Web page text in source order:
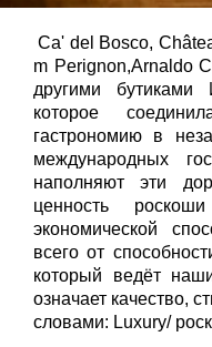
Ca' del Bosco, Châ
m Perignon,Arnaldo
другими бутиками
которое
гастрономию в
международных
наполняют эти
ценность
экономической
всего от
который ведёт
означает качество,
словами: Luxury/